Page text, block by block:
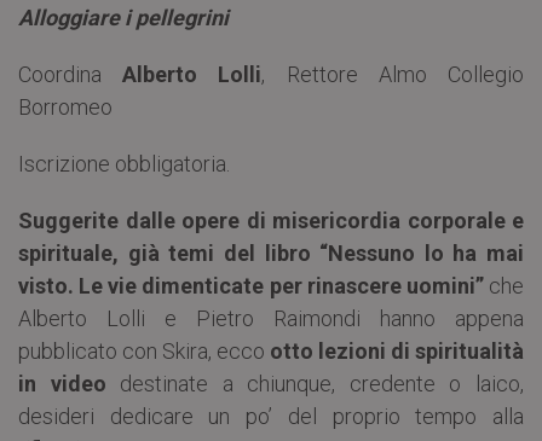
Alloggiare i pellegrini
Coordina Alberto Lolli, Rettore Almo Collegio
Borromeo
Iscrizione obbligatoria.
Suggerite dalle opere di misericordia corporale e
spirituale, già temi del libro “Nessuno lo ha mai
visto. Le vie dimenticate per rinascere uomini”che
Alberto Lolli e Pietro Raimondi hanno appena
pubblicato con Skira, ecco otto lezioni di spiritualità
in video destinate a chiunque, credente o laico,
desideri dedicare un po’ del proprio tempo alla